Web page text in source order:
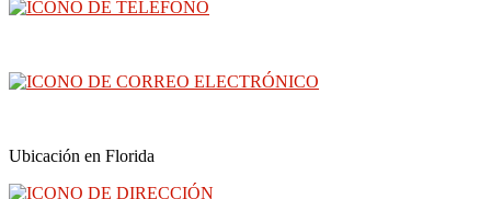
Ubicación en Florida